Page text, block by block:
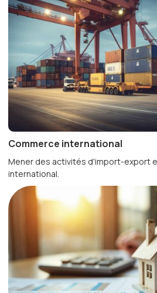
Commerce international
Mener des activités d'import-export
international.